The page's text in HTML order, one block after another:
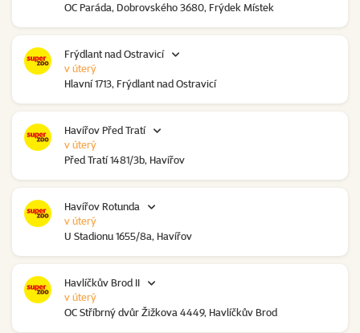
OC Paráda, Dobrovského 3680, Frýdek Místek
Frýdlant nad Ostravicí
Hlavní 1713, Frýdlant nad Ostravicí
v úterý
Havířov Před Tratí
Před Tratí 1481/3b, Havířov
v úterý
Havířov Rotunda
U Stadionu 1655/8a, Havířov
v úterý
Havlíčkův Brod II
OC Stříbrný dvůr Žižkova 4449, Havlíčkův Brod
v úterý